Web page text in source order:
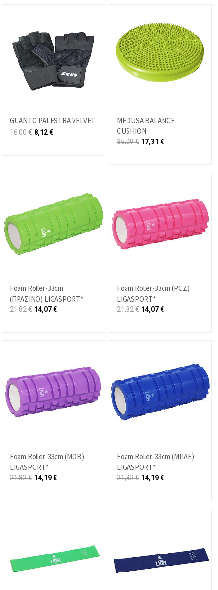
GUANTO PALESTRA VELVET
16,00€ 8,12€
MEDUSA BALANCE
CUSHION
35,09€ 17,31 €
Foam Roller-33cm
(ΠΡΑΣΙΝΟ) LIGASPORT*
21,82€ 14,07€
Foam Roller-33cm (ΡΟΖ)
LIGASPORT*
21,82€ 14,07€
Foam Roller-33cm (ΜΩΒ)
LIGASPORT*
21,82€ 14,19€
Foam Roller-33cm (ΜΠΛΕ)
LIGASPORT*
21,82€ 14,19€